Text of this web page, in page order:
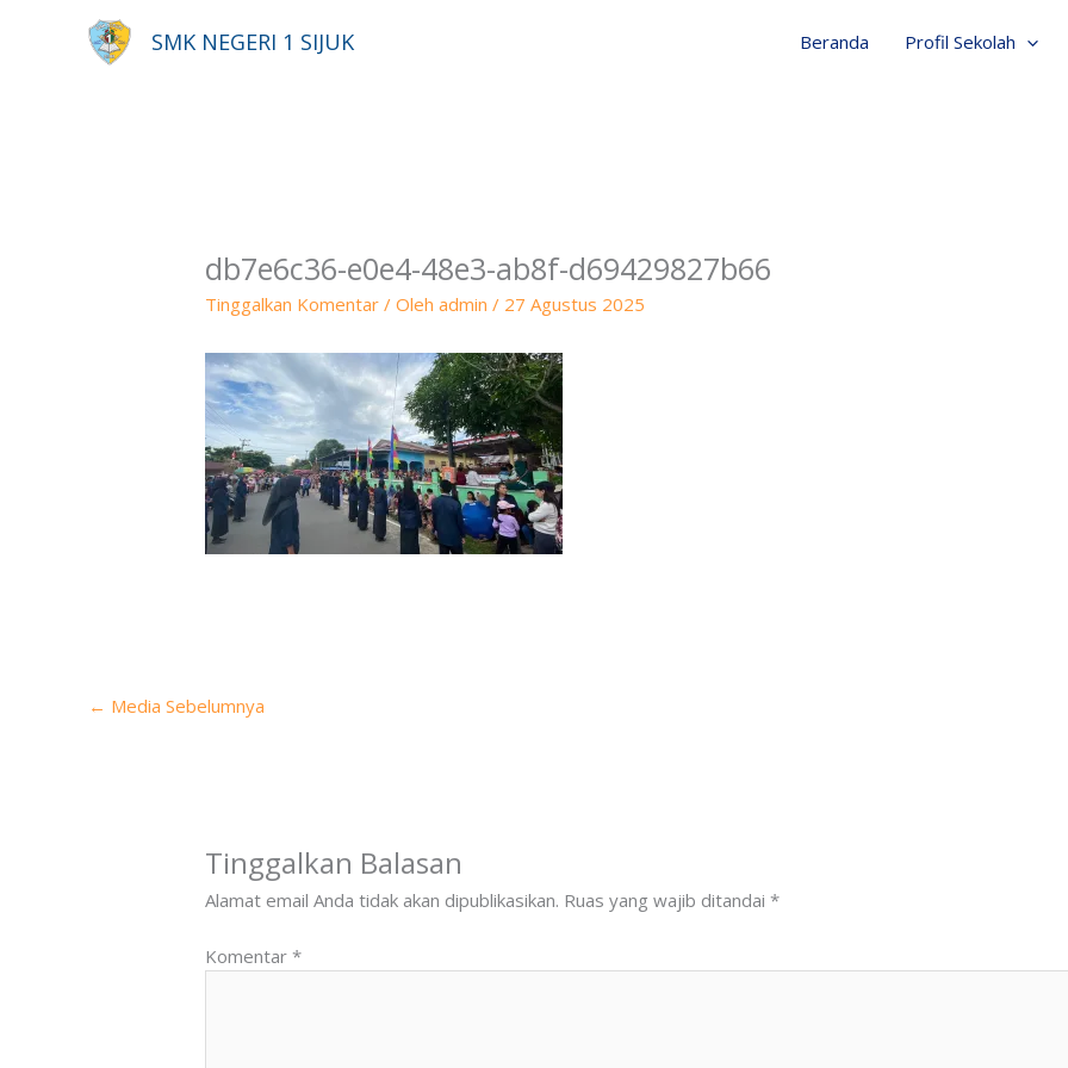
SMK NEGERI 1 SIJUK Beranda Profil Sekolah
db7e6c36-e0e4-48e3-ab8f-d69429827b66
Tinggalkan Komentar / Olehadmin/ 27 Agustus 2025
← Media Sebelumnya
Tinggalkan Balasan
Alamat email Anda tidak akan dipublikasikan. Ruas yang wajib ditandai*
Komentar*